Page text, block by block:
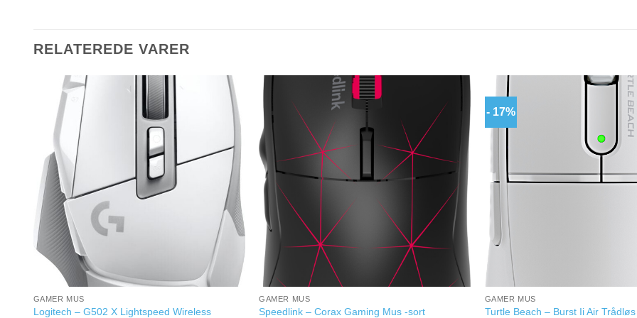
RELATEREDE VARER
GAMER MUS
Logitech – G502 X Lightspeed Wireless
GAMER MUS
Speedlink – Corax Gaming Mus -sort
- 17%
GAMER MUS
Turtle Beach – Burst Ii Air